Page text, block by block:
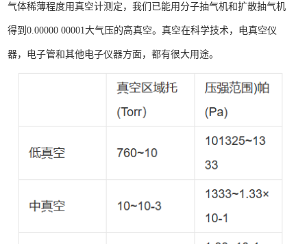
气体稀薄程度用真空计测定，我们已能用分子抽气机和扩散抽气机
得到0.00000 00001大气压的高真空。真空在科学技术，电真空仪
器，电子管和其他电子仪器方面，都有很大用途。